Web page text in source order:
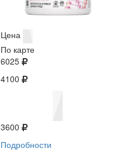
Цена
По карте
6025
4100
3600
Подробности